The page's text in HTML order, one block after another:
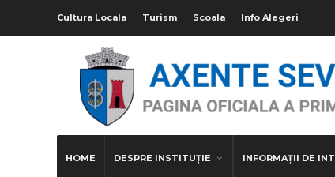
Cultura Locala Turism Scoala Info Alegeri
HOME DESPRE INSTITUȚIE INFORMAȚII DE